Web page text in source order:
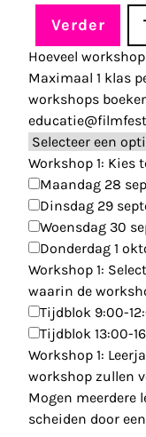
Verder
Hoeveel
Maximaal 1 klas
workshops
Workshop 1: Kies
Maandag 28
Dinsdag 29
Woensdag 30
Donderdag 1
Workshop 1:
waarin de
Tijdblok 9:00-
Tijdblok 13:00-
Workshop 1:
workshop zullen
Mogen meerdere
scheiden door